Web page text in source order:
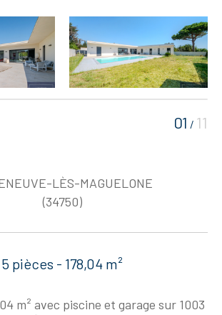
01 / 11
LÈS-MAGUELONE
(34750)
5 pièces - 178,04 m²
m² avec piscine et garage sur 1003